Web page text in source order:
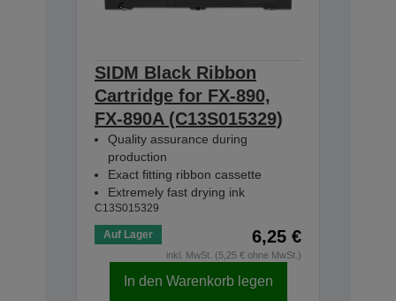
SIDM Black Ribbon
Cartridge for FX-890,
FX-890A (C13S015329)
Quality assurance during
production
Exact fitting ribbon cassette
Extremely fast drying ink
C13S015329
Auf Lager 6,25 €
inkl. MwSt. (5,25 € ohne MwSt.)
In den Warenkorb legen